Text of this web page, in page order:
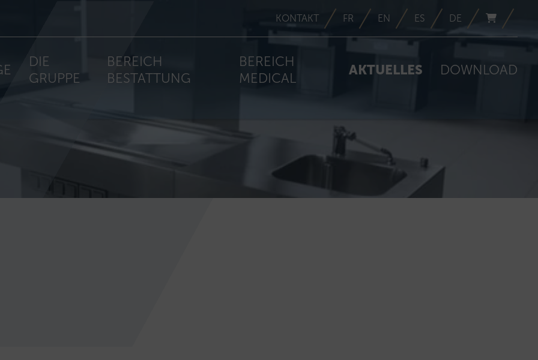
KONTAKT FR EN ES DE
DIE
GRUPPE
BEREICH
BESTATTUNG
BEREICH
MEDICAL
AKTUELLES DOWNLOAD